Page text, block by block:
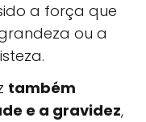
a força que
ou a
também
e a gravidez,